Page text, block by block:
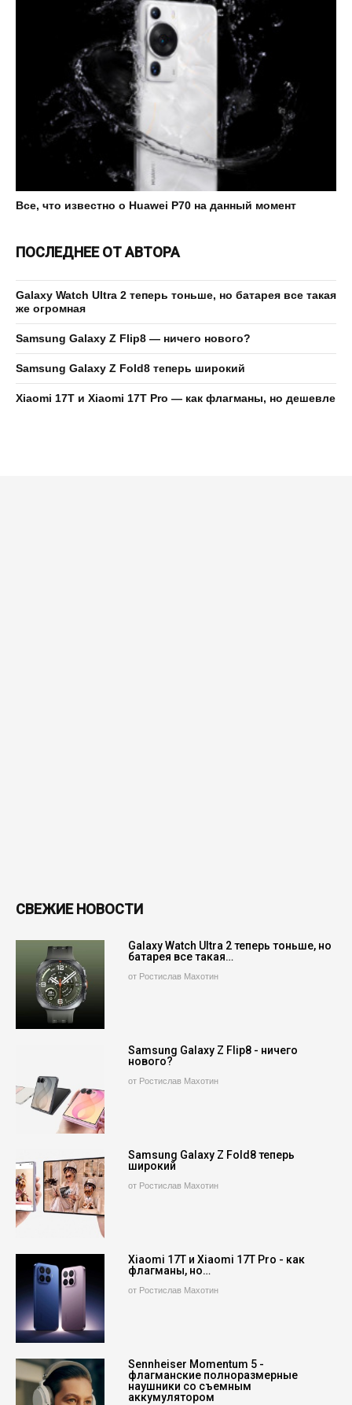
Все, что известно о Huawei P70 на данный момент
ПОСЛЕДНЕЕ ОТ АВТОРА
Galaxy Watch Ultra 2 теперь тоньше, но батарея все такая
же огромная
Samsung Galaxy Z Flip8 — ничего нового?
Samsung Galaxy Z Fold8 теперь широкий
Xiaomi 17T и Xiaomi 17T Pro — как флагманы, но дешевле
СВЕЖИЕ НОВОСТИ
Galaxy Watch Ultra 2 теперь тоньше, но
батарея все такая…
от Ростислав Махотин
Samsung Galaxy Z Flip8 - ничего
нового?
от Ростислав Махотин
Samsung Galaxy Z Fold8 теперь
широкий
от Ростислав Махотин
Xiaomi 17T и Xiaomi 17T Pro - как
флагманы, но…
от Ростислав Махотин
Sennheiser Momentum 5 -
флагманские полноразмерные
наушники со съемным
аккумулятором